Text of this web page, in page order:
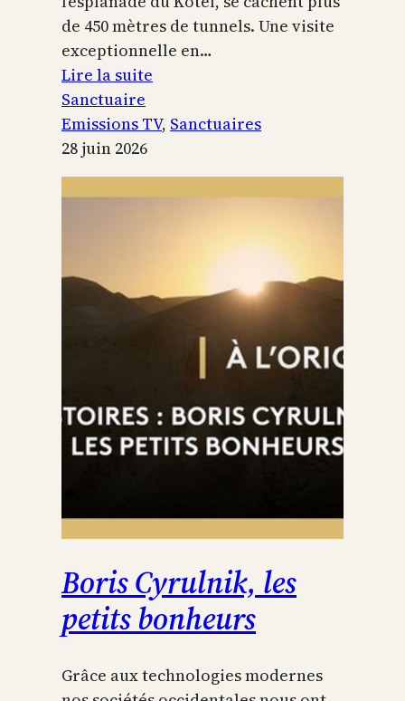
de 450 mètres de tunnels. Une visite
exceptionnelle en…
Lire la suite
Temple
Jérusalem
Sanctuaire
Emissions TV, Sanctuaires
28 juin 2026
Boris Cyrulnik, les
petits bonheurs
Grâce aux technologies modernes